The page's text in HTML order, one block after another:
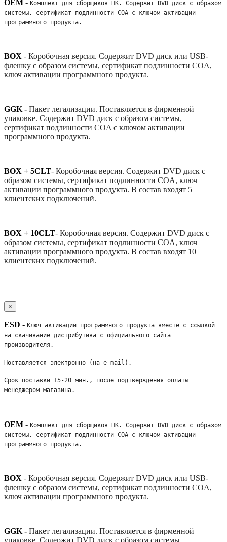
OEM - Комплект для сборщиков ПК. Содержит DVD диск с образом
системы, сертификат подлинности COA с ключом активации
программного продукта.
BOX - Коробочная версия. Содержит DVD диск или USB-
флешку с образом системы, сертификат подлинности COA,
ключ активации программного продукта.
GGK - Пакет легализации. Поставляется в фирменной
упаковке. Содержит DVD диск с образом системы,
сертификат подлинности COA с ключом активации
программного продукта.
BOX + 5CLT- Коробочная версия. Содержит DVD диск с
образом системы, сертификат подлинности COA, ключ
активации программного продукта. В состав входят 5
клиентских подключений.
BOX + 10CLT- Коробочная версия. Содержит DVD диск с
образом системы, сертификат подлинности COA, ключ
активации программного продукта. В состав входят 10
клиентских подключений.
×
ESD - Ключ активации программного продукта вместе с ссылкой
на скачивание дистрибутива с официального сайта
производителя.
Поставляется электронно (на e-mail).
Срок поставки 15-20 мин., после подтверждения оплаты
менеджером магазина.
OEM - Комплект для сборщиков ПК. Содержит DVD диск с образом
системы, сертификат подлинности COA с ключом активации
программного продукта.
BOX - Коробочная версия. Содержит DVD диск или USB-
флешку с образом системы, сертификат подлинности COA,
ключ активации программного продукта.
GGK - Пакет легализации. Поставляется в фирменной
упаковке. Содержит DVD диск с образом системы,